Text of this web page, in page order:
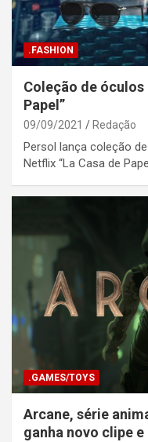
.FASHION
Coleção de óculos
Papel”
09/09/2021 Redação
Persol lança coleção
Netflix “La Casa de
.GAMES/TOYS
Arcane, série
ganha novo clipe